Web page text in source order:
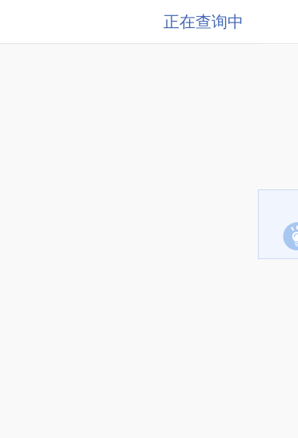
正在查询中